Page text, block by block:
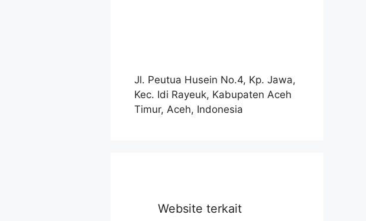
Jl. Peutua Husein No.4, Kp. Jawa,
Kec. Idi Rayeuk, Kabupaten Aceh
Timur, Aceh, Indonesia
Website terkait